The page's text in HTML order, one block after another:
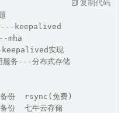
---keepalived
mha
keepalived实现
务---分布式存储
份  rsync(免费)
份  七牛云存储